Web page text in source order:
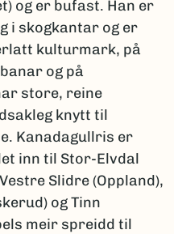
og er bufast. Han er
i skogkantar og er
kulturmark, på
og på
store, reine
knytt til
Kanadagullris er
inn til Stor-Elvdal
Slidre (Oppland),
og Tinn
meir spreidd til